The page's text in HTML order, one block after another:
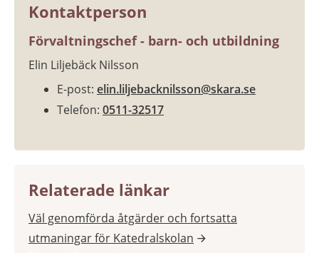
Kontaktperson
Förvaltningschef - barn- och utbildning
Elin Liljebäck Nilsson
E-post: elin.liljebacknilsson@skara.se
Telefon: 0511-32517
Relaterade länkar
Väl genomförda åtgärder och fortsatta
utmaningar för Katedralskolan